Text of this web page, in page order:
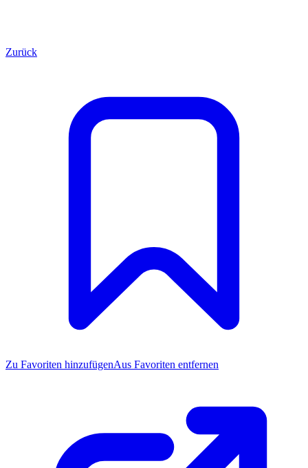
Zurück
Zu Favoriten hinzufügenAus Favoriten entfernen